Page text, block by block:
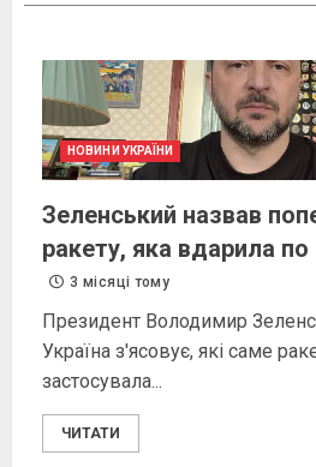
НОВИНИ УКРАЇНИ
Зеленський назвав
ракету, яка вдарила по
3 місяці тому
Президент Володимир
Україна з'ясовує, які саме
застосувала...
ЧИТАТИ